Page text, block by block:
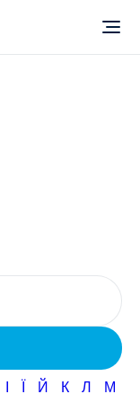
І Ї Й К Л М